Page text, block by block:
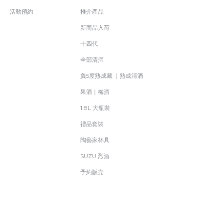
活動預約 推介產品
新商品入荷
十四代
全部清酒
負5度熟成藏 ｜熟成清酒
果酒｜梅酒
1.8L 大瓶裝
禮品套裝
陶藝家杯具
SUZU 烈酒
予約販売